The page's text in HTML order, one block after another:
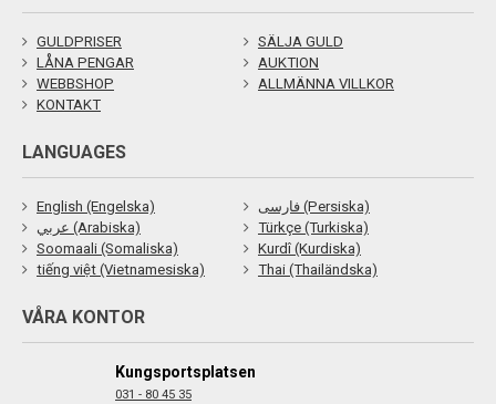
GULDPRISER
SÄLJA GULD
LÅNA PENGAR
AUKTION
WEBBSHOP
ALLMÄNNA VILLKOR
KONTAKT
LANGUAGES
English (Engelska)
فارسی (Persiska)
عربي (Arabiska)
Türkçe (Turkiska)
Soomaali (Somaliska)
Kurdî (Kurdiska)
tiếng việt (Vietnamesiska)
Thai (Thailändska)
VÅRA KONTOR
Kungsportsplatsen
031 - 80 45 35